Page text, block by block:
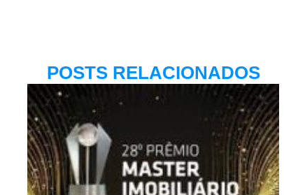
POSTS RELACIONADOS